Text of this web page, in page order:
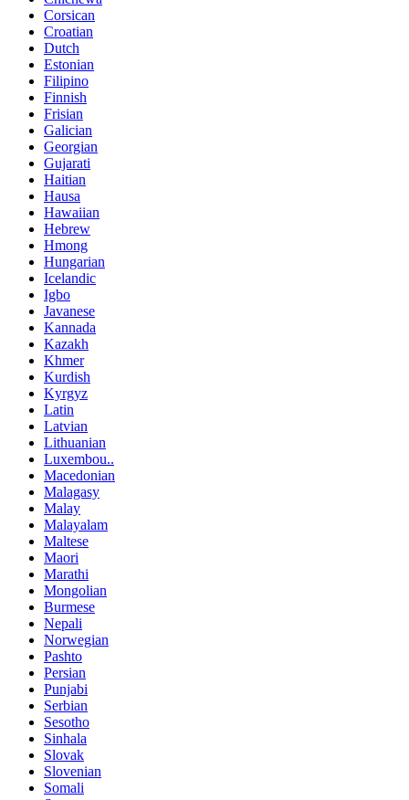
Corsican
Croatian
Dutch
Estonian
Filipino
Finnish
Frisian
Galician
Georgian
Gujarati
Haitian
Hausa
Hawaiian
Hebrew
Hmong
Hungarian
Icelandic
Igbo
Javanese
Kannada
Kazakh
Khmer
Kurdish
Kyrgyz
Latin
Latvian
Lithuanian
Luxembou..
Macedonian
Malagasy
Malay
Malayalam
Maltese
Maori
Marathi
Mongolian
Burmese
Nepali
Norwegian
Pashto
Persian
Punjabi
Serbian
Sesotho
Sinhala
Slovak
Slovenian
Somali